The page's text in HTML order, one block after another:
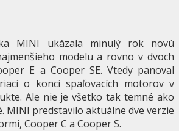
MINI ukázala minulý rok novú
modelu a rovno v dvoch
E a Cooper SE. Vtedy panoval
o konci spaľovacích motorov v
Ale nie je všetko tak temné ako
MINI predstavilo aktuálne dve verzie
Cooper C a Cooper S.